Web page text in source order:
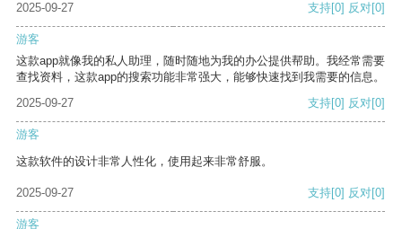
2025-09-27 支持[0] 反对[0]
游客
这款app就像我的私人助理，随时随地为我的办公提供帮助。我经常需要
查找资料，这款app的搜索功能非常强大，能够快速找到我需要的信息。
2025-09-27
支持[0] 反对[0]
游客
这款软件的设计非常人性化，使用起来非常舒服。
2025-09-27 支持[0] 反对[0]
游客